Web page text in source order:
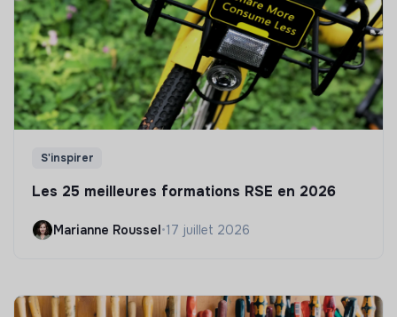
S'inspirer
Les 25 meilleures formations RSE en 2026
Marianne Roussel•17 juillet 2026